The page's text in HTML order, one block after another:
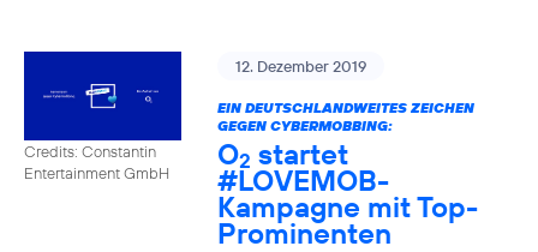
Credits: Constantin
Entertainment GmbH
12. Dezember 2019
EIN DEUTSCHLANDWEITES ZEICHEN
GEGEN CYBERMOBBING:
O2 startet
#LOVEMOB-
Kampagne mit Top-
Prominenten